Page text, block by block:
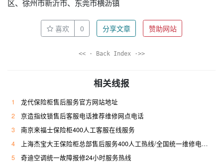
区、徐州市新沂市、东莞市横沥镇
喜欢 0 分享文章 赞助网站
<< · Back Index ·>>
相关线报
1
龙代保险柜售后服务官方网站地址
2
京造指纹锁售后客服电话推荐维修网点电话
3
南京来福士保险柜400人工客服在线服务
4
上海杰宝大王保险柜总部售后服务400人工热线/全国统一维修电话是多少
5
奇迪空调统一故障报修24小时服务热线